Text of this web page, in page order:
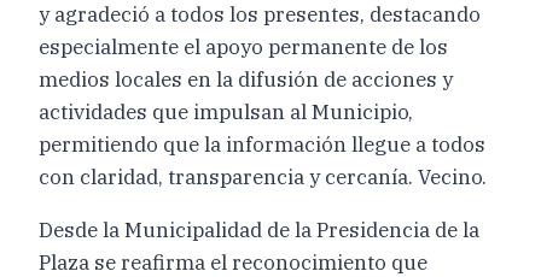
y agradeció a todos los presentes, destacando
especialmente el apoyo permanente de los
medios locales en la difusión de acciones y
actividades que impulsan al Municipio,
permitiendo que la información llegue a todos
con claridad, transparencia y cercanía. Vecino.
Desde la Municipalidad de la Presidencia de la
Plaza se reafirma el reconocimiento que